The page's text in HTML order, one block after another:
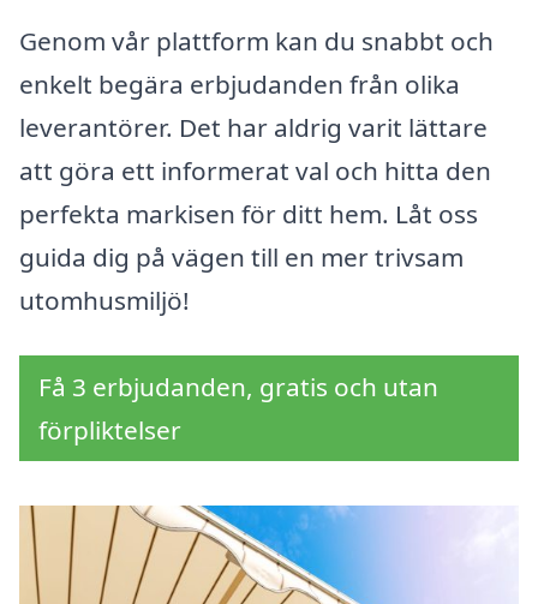
Genom vår plattform kan du snabbt och
enkelt begära erbjudanden från olika
leverantörer. Det har aldrig varit lättare
att göra ett informerat val och hitta den
perfekta markisen för ditt hem. Låt oss
guida dig på vägen till en mer trivsam
utomhusmiljö!
Få 3 erbjudanden, gratis och utan
förpliktelser